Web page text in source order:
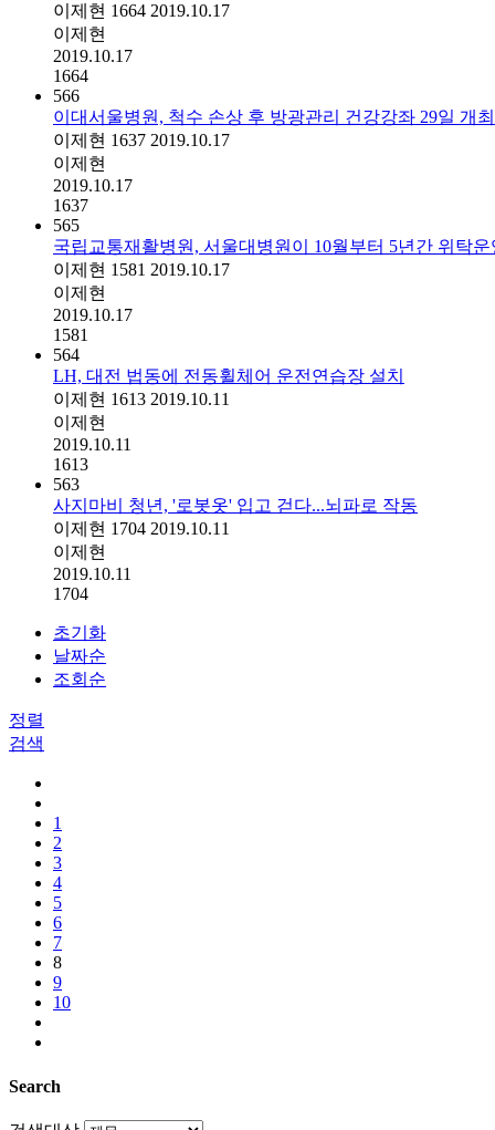
이제현 1664 2019.10.17
이제현
2019.10.17
1664
566
이대서울병원, 척수 손상 후 방광관리 건강강좌 29일 개최
이제현 1637 2019.10.17
이제현
2019.10.17
1637
565
국립교통재활병원, 서울대병원이 10월부터 5년간 위탁운
이제현 1581 2019.10.17
이제현
2019.10.17
1581
564
LH, 대전 법동에 전동휠체어 운전연습장 설치
이제현 1613 2019.10.11
이제현
2019.10.11
1613
563
사지마비 청년, '로봇옷' 입고 걷다...뇌파로 작동
이제현 1704 2019.10.11
이제현
2019.10.11
1704
초기화
날짜순
조회순
정렬
검색
1
2
3
4
5
6
7
8
9
10
Search